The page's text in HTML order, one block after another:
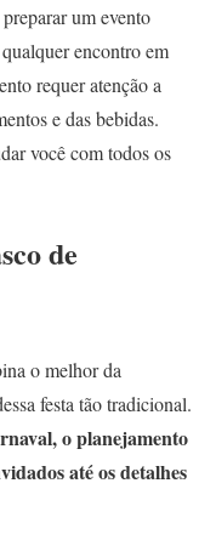
um evento
encontro em
requer atenção a
e das bebidas.
você com todos os
de
o melhor da
festa tão tradicional.
o planejamento
até os detalhes